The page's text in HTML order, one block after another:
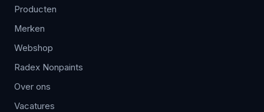
Producten
Merken
Webshop
Radex Nonpaints
Over ons
Vacatures